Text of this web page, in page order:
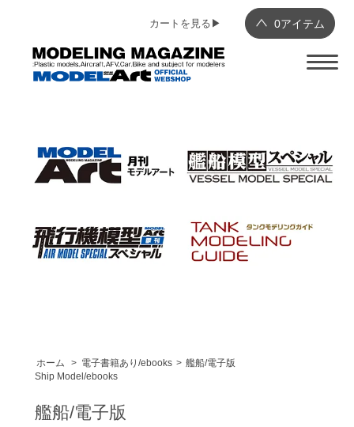
0アイテム
カートを見る▶︎
ホーム > 電子書籍あり/ebooks > 艦船/電子版
Ship Model/ebooks
艦船/電子版